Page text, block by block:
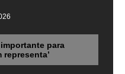
para
representa’